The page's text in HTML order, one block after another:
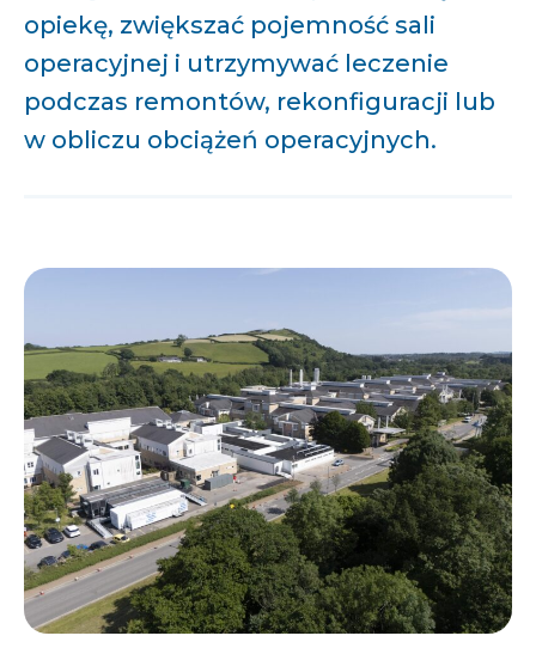
opiekę, zwiększać pojemność sali
operacyjnej i utrzymywać leczenie
podczas remontów, rekonfiguracji lub
w obliczu obciążeń operacyjnych.